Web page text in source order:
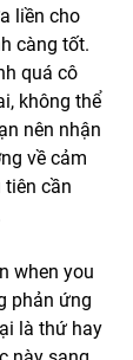
liền cho
càng tốt.
quá cô
không thể
nên nhận
về cảm
cần
when you
phản ứng
là thứ hay